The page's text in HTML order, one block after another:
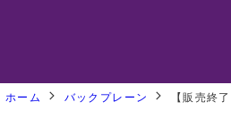
ホーム バックプレーン 【販売終